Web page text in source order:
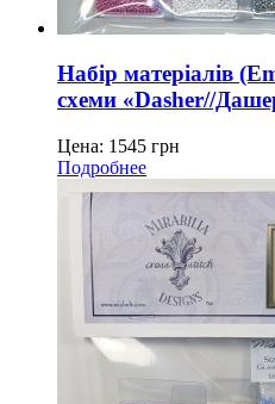
Набір матеріалів
схеми «Dasher//
Цена: 1545 грн
Подробнее